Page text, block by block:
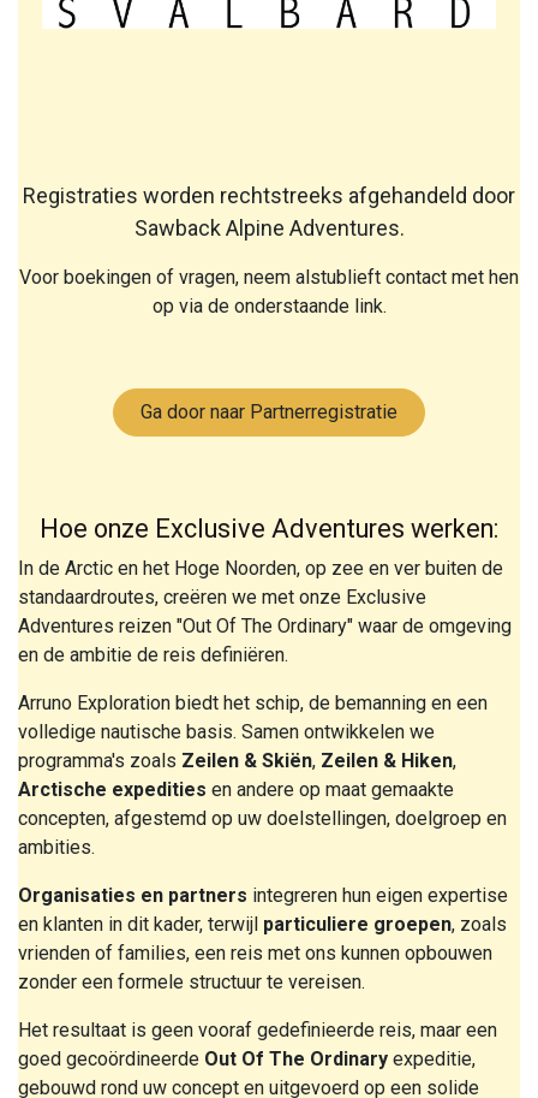
Registraties worden rechtstreeks afgehandeld door
Sawback Alpine Adventures.
Voor boekingen of vragen, neem alstublieft contact met hen
op via de onderstaande link.
Ga door naar Partnerregistratie
Hoe onze Exclusive Adventures werken:
In de Arctic en het Hoge Noorden, op zee en ver buiten de
standaardroutes, creëren we met onze Exclusive
Adventures reizen "Out Of The Ordinary" waar de omgeving
en de ambitie de reis definiëren.
Arruno Exploration biedt het schip, de bemanning en een
volledige nautische basis. Samen ontwikkelen we
programma's zoals Zeilen & Skiën, Zeilen & Hiken,
Arctische expedities en andere op maat gemaakte
concepten, afgestemd op uw doelstellingen, doelgroep en
ambities.
Organisaties en partners integreren hun eigen expertise
en klanten in dit kader, terwijl particuliere groepen, zoals
vrienden of families, een reis met ons kunnen opbouwen
zonder een formele structuur te vereisen.
Het resultaat is geen vooraf gedefinieerde reis, maar een
goed gecoördineerde Out Of The Ordinary expeditie,
gebouwd rond uw concept en uitgevoerd op een solide